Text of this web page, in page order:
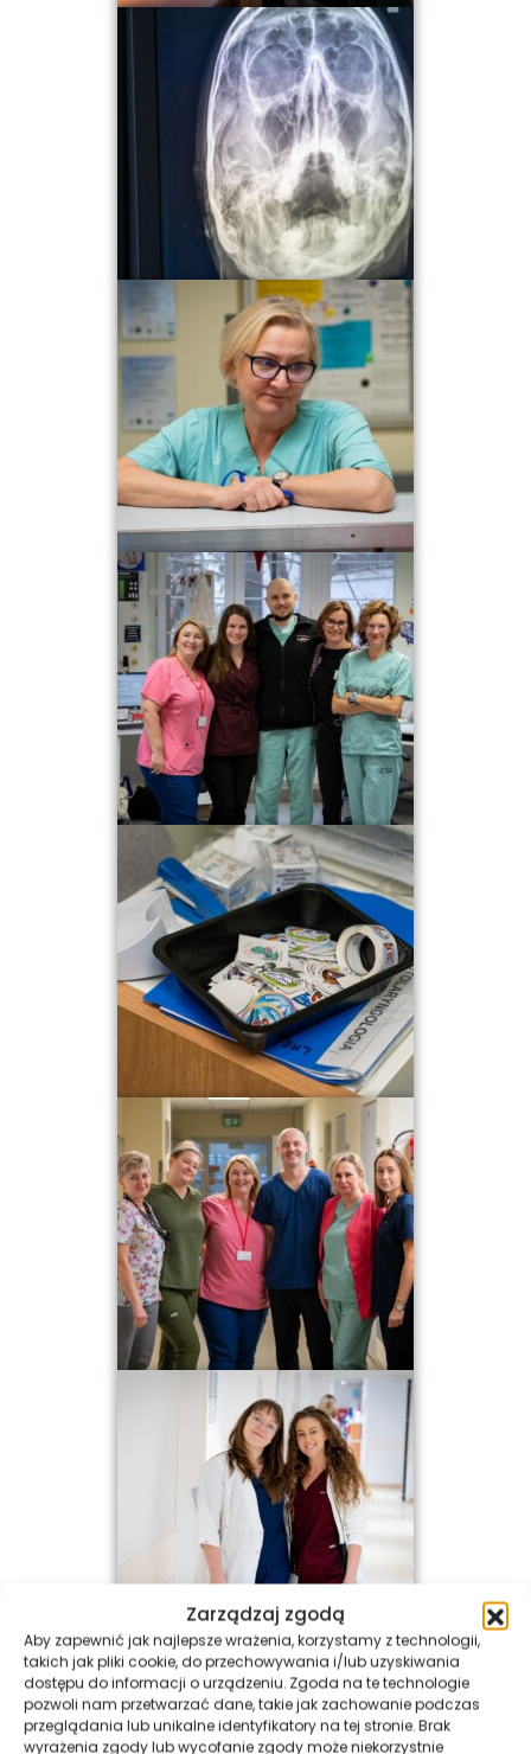
Zarządzaj zgodą
Aby zapewnić jak najlepsze wrażenia, korzystamy z technologii,
takich jak pliki cookie, do przechowywania i/lub uzyskiwania
dostępu do informacji o urządzeniu. Zgoda na te technologie
pozwoli nam przetwarzać dane, takie jak zachowanie podczas
przeglądania lub unikalne identyfikatory na tej stronie. Brak
wyrażenia zgody lub wycofanie zgody może niekorzystnie